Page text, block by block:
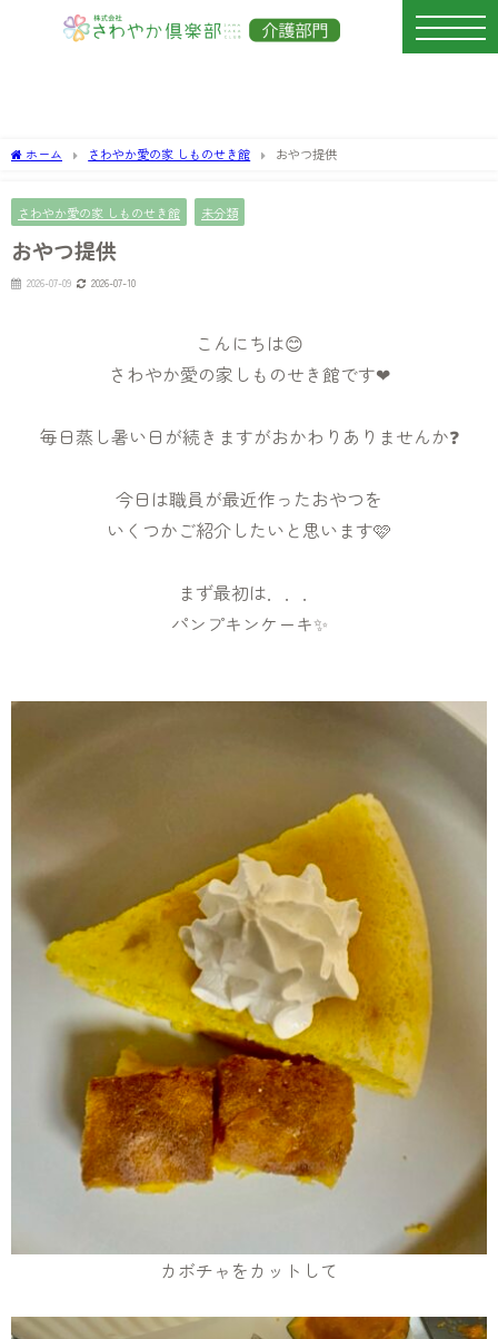
ホーム さわやか愛の家 しものせき館 おやつ提供
さわやか愛の家 しものせき館 未分類
おやつ提供
2026-07-09 2026-07-10
こんにちは😊
さわやか愛の家しものせき館です❤
毎日蒸し暑い日が続きますがおかわりありませんか❓
今日は職員が最近作ったおやつを
いくつかご紹介したいと思います🩷
まず最初は．．．
パンプキンケーキ✨
カボチャをカットして